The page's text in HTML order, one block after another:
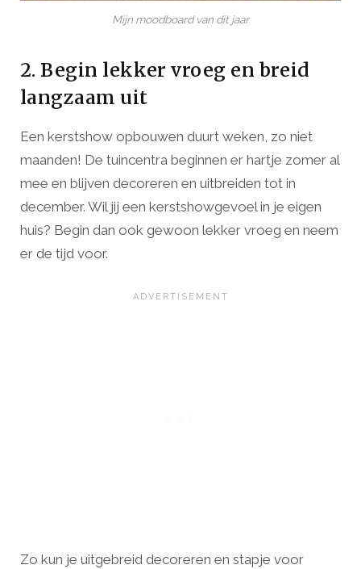
Mijn moodboard van dit jaar
2. Begin lekker vroeg en breid
langzaam uit
Een kerstshow opbouwen duurt weken, zo niet
maanden! De tuincentra beginnen er hartje zomer al
mee en blijven decoreren en uitbreiden tot in
december. Wil jij een kerstshowgevoel in je eigen
huis? Begin dan ook gewoon lekker vroeg en neem
er de tijd voor.
Zo kun je uitgebreid decoreren en stapje voor